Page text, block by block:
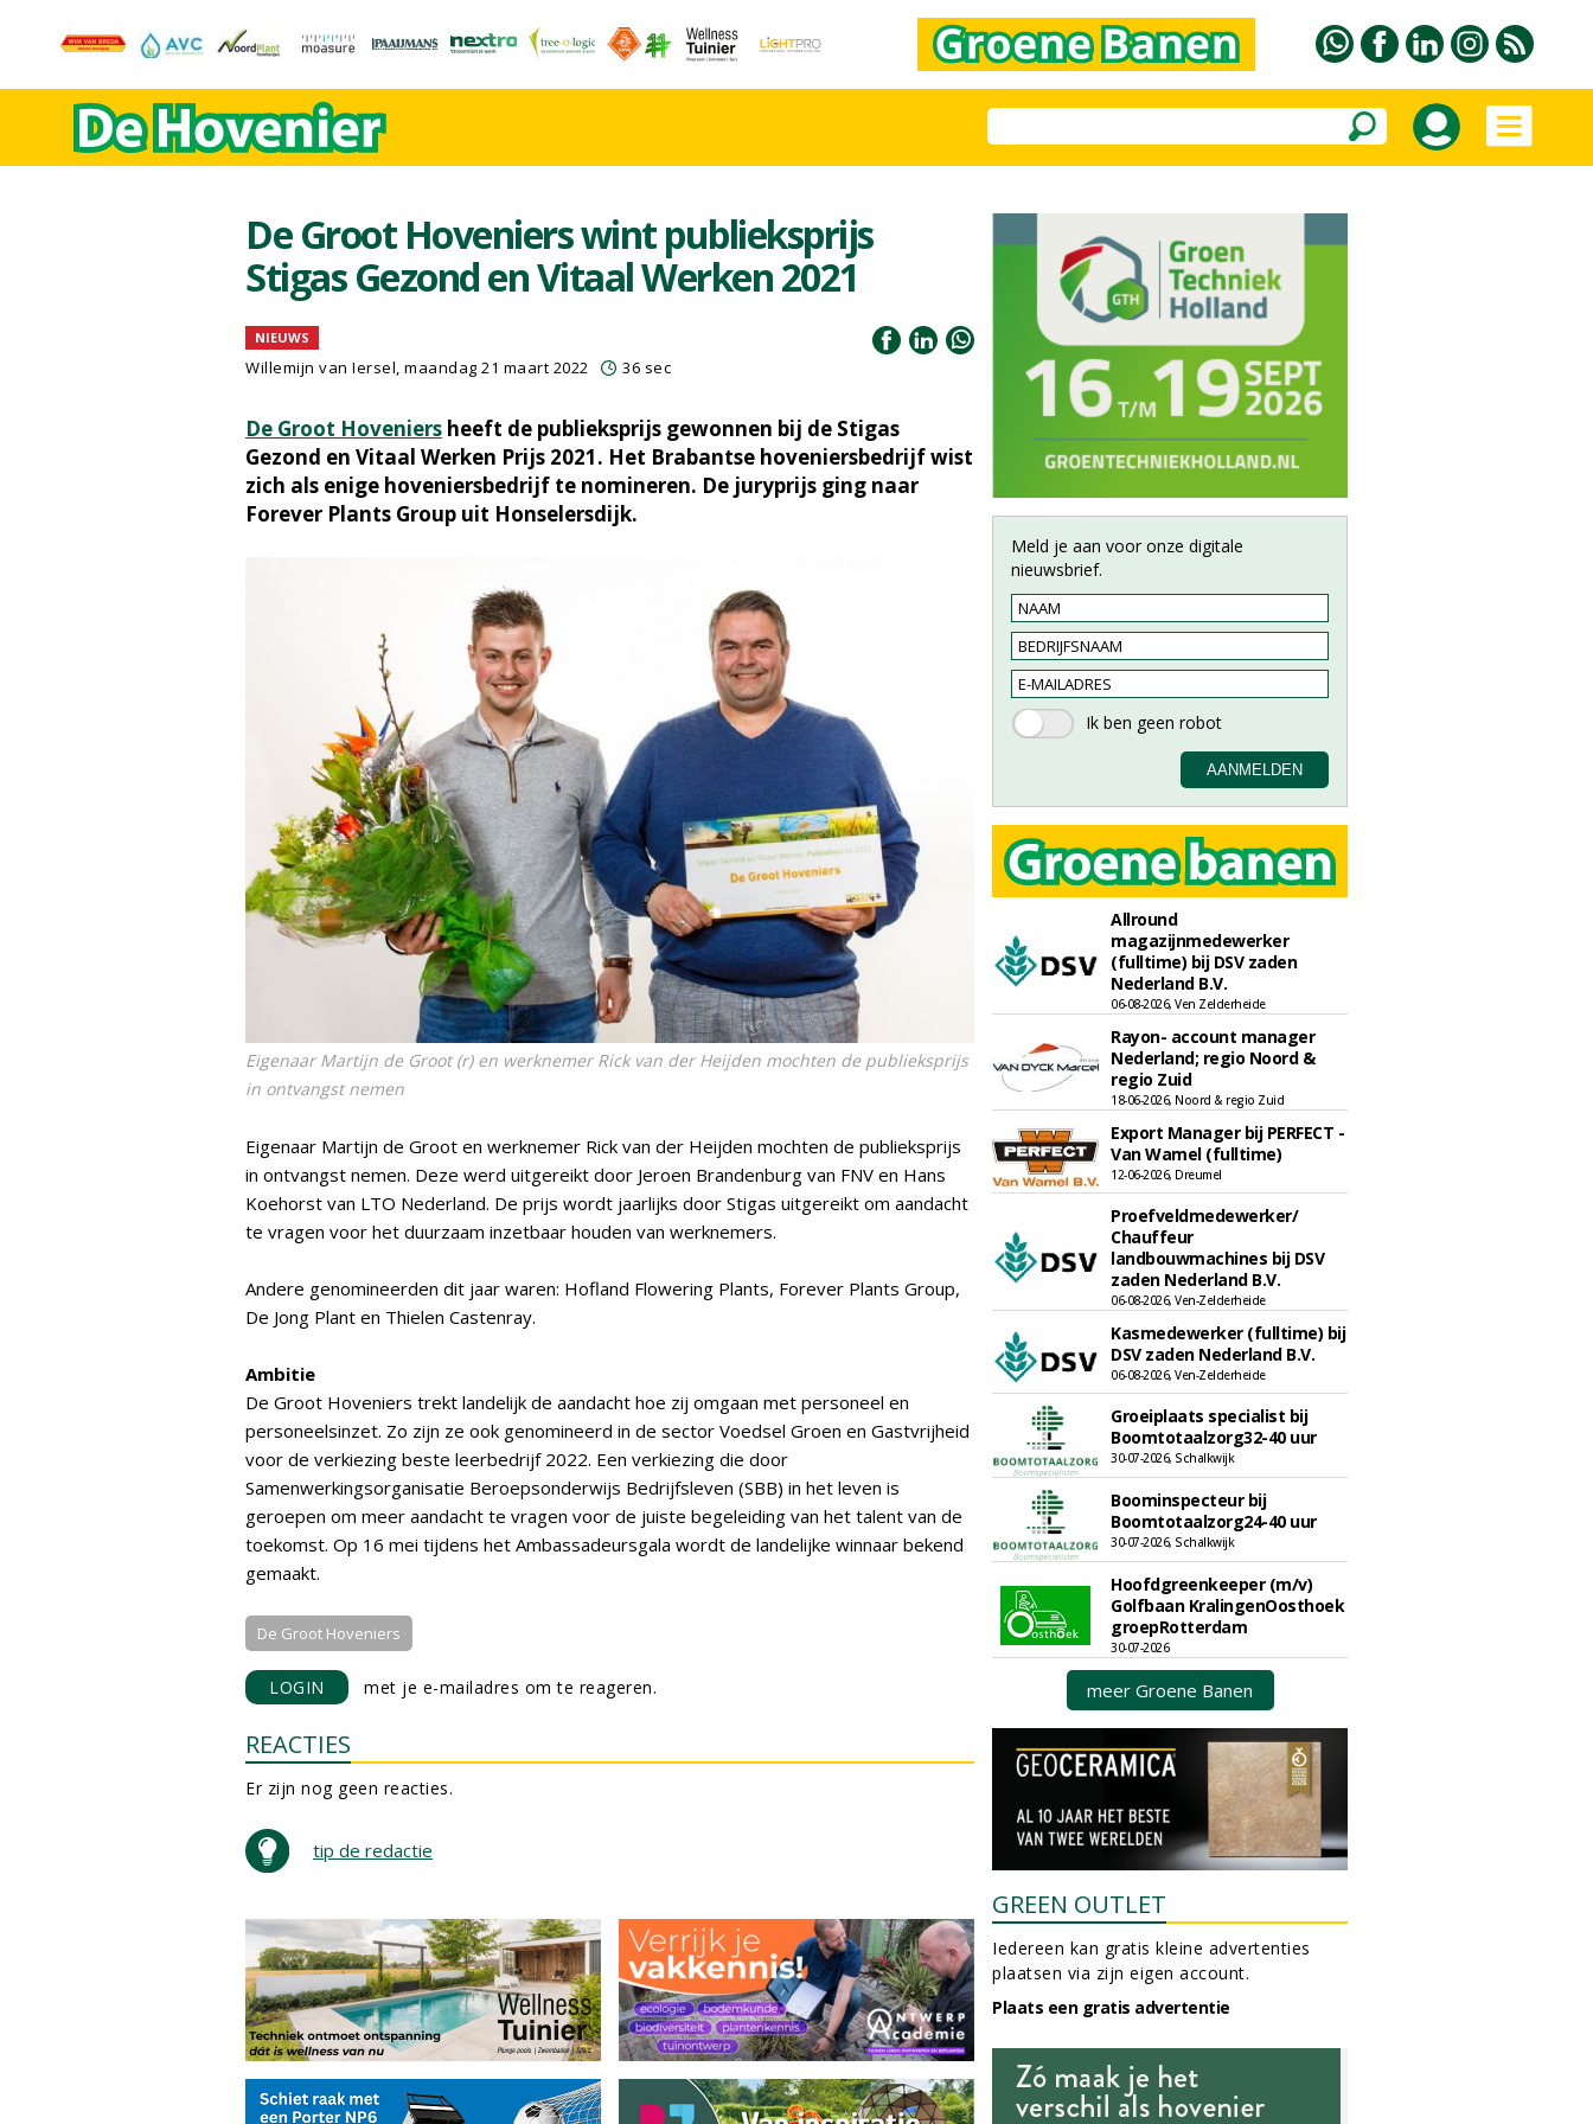
De Groot Hoveniers wint publieksprijs
Stigas Gezond en Vitaal Werken 2021
NIEUWS
Willemijn van Iersel, maandag 21 maart 2022 36 sec
De Groot Hoveniers heeft de publieksprijs gewonnen bij de Stigas
Gezond en Vitaal Werken Prijs 2021. Het Brabantse hoveniersbedrijf wist
zich als enige hoveniersbedrijf te nomineren. De juryprijs ging naar
Forever Plants Group uit Honselersdijk.
Eigenaar Martijn de Groot (r) en werknemer Rick van der Heijden mochten de publieksprijs
in ontvangst nemen
Eigenaar Martijn de Groot en werknemer Rick van der Heijden mochten de publieksprijs
in ontvangst nemen. Deze werd uitgereikt door Jeroen Brandenburg van FNV en Hans
Koehorst van LTO Nederland. De prijs wordt jaarlijks door Stigas uitgereikt om aandacht
te vragen voor het duurzaam inzetbaar houden van werknemers.
Andere genomineerden dit jaar waren: Hofland Flowering Plants, Forever Plants Group,
De Jong Plant en Thielen Castenray.
Ambitie
De Groot Hoveniers trekt landelijk de aandacht hoe zij omgaan met personeel en
personeelsinzet. Zo zijn ze ook genomineerd in de sector Voedsel Groen en Gastvrijheid
voor de verkiezing beste leerbedrijf 2022. Een verkiezing die door
Samenwerkingsorganisatie Beroepsonderwijs Bedrijfsleven (SBB) in het leven is
geroepen om meer aandacht te vragen voor de juiste begeleiding van het talent van de
toekomst. Op 16 mei tijdens het Ambassadeursgala wordt de landelijke winnaar bekend
gemaakt.
De Groot Hoveniers
LOGIN met je e-mailadres om te reageren.
REACTIES
Er zijn nog geen reacties.
tip de redactie
Meld je aan voor onze digitale
nieuwsbrief.
Allround
magazijnmedewerker
(fulltime) bij DSV zaden
Nederland B.V.
06-08-2026, Ven Zelderheide
Rayon- account manager
Nederland; regio Noord &
regio Zuid
18-06-2026, Noord & regio Zuid
Export Manager bij PERFECT -
Van Wamel (fulltime)
12-06-2026, Dreumel
Proefveldmedewerker/
Chauffeur
landbouwmachines bij DSV
zaden Nederland B.V.
06-08-2026, Ven-Zelderheide
Kasmedewerker (fulltime) bij
DSV zaden Nederland B.V.
06-08-2026, Ven-Zelderheide
Groeiplaats specialist bij
Boomtotaalzorg32-40 uur
30-07-2026, Schalkwijk
Boominspecteur bij
Boomtotaalzorg24-40 uur
30-07-2026, Schalkwijk
Hoofdgreenkeeper (m/v)
Golfbaan KralingenOosthoek
groepRotterdam
30-07-2026
meer Groene Banen
GREEN OUTLET
Iedereen kan gratis kleine advertenties
plaatsen via zijn eigen account.
Plaats een gratis advertentie